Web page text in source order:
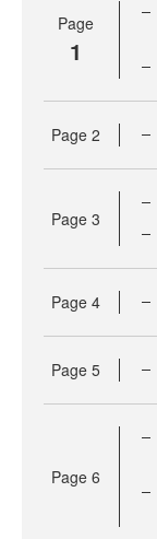
Page
1
Page 2
Page 3
Page 4
Page 5
Page 6